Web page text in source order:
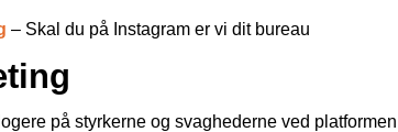
– Skal du på Instagram er vi dit bureau
på styrkerne og svaghederne ved platformen